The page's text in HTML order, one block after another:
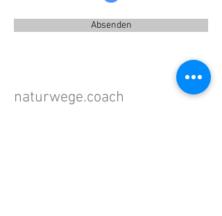
l
d
Absenden
naturwege.coach